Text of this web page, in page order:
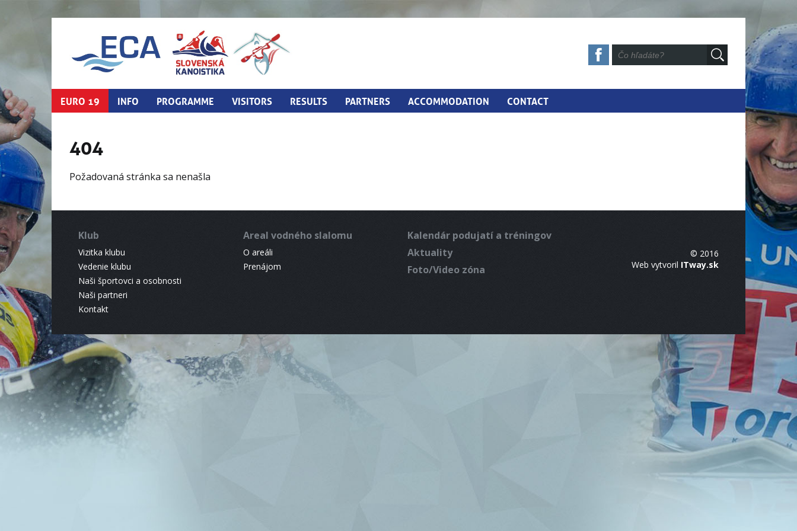
EURO 19 INFO PROGRAMME VISITORS RESULTS PARTNERS ACCOMMODATION CONTACT
404
Požadovaná stránka sa nenašla
Klub
Vizitka klubu
Vedenie klubu
Naši športovci a osobnosti
Naši partneri
Kontakt
Areal vodného slalomu
O areáli
Prenájom
Kalendár podujatí a tréningov
Aktuality
Foto/Video zóna
© 2016
Web vytvoril ITway.sk